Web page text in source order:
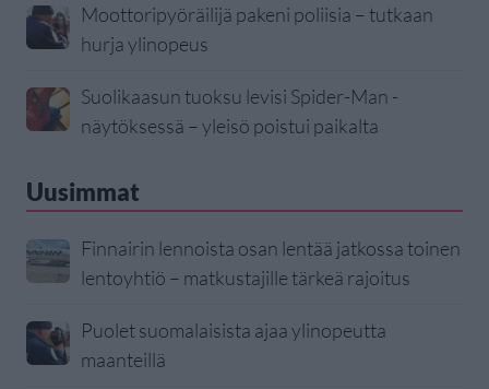
Moottoripyöräilijä pakeni poliisia – tutkaan
hurja ylinopeus
Suolikaasun tuoksu levisi Spider-Man -
näytöksessä – yleisö poistui paikalta
Uusimmat
Finnairin lennoista osan lentää jatkossa toinen
lentoyhtiö – matkustajille tärkeä rajoitus
Puolet suomalaisista ajaa ylinopeutta
maanteillä